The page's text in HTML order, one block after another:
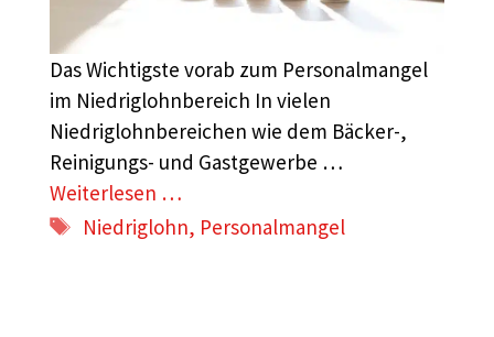
Das Wichtigste vorab zum Personalmangel
im Niedriglohnbereich In vielen
Niedriglohnbereichen wie dem Bäcker-,
Reinigungs- und Gastgewerbe …
Weiterlesen …
Schlagwörter
Niedriglohn, Personalmangel